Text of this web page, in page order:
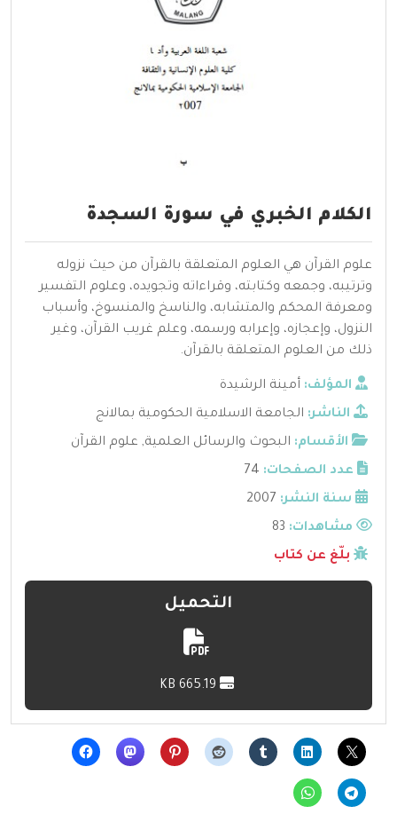
الكلام الخبري في سورة السجدة
علوم القرآن هي العلوم المتعلقة بالقرآن من حيث نزوله
وترتيبه، وجمعه وكتابته، وقراءاته وتجويده، وعلوم التفسير
ومعرفة المحكم والمتشابه، والناسخ والمنسوخ، وأسباب
النزول، وإعجازه، وإعرابه ورسمه، وعلم غريب القرآن، وغير
ذلك من العلوم المتعلقة بالقرآن.
المؤلف: أمينة الرشيدة
الناشر: الجامعة الاسلامية الحكومية بمالانج
الأقسام: البحوث والرسائل العلمية, علوم القرآن
عدد الصفحات: 74
سنة النشر: 2007
مشاهدات:
بلّغ عن كتاب
التحميل